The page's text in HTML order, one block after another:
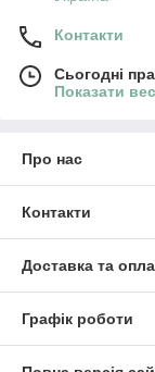
Контакти
Сьогодні
Показати
Про нас
Контакти
Доставка та
Графік роботи